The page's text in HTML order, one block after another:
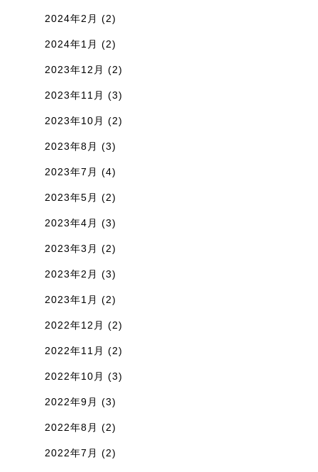
2024年2月 (2)
2024年1月 (2)
2023年12月 (2)
2023年11月 (3)
2023年10月 (2)
2023年8月 (3)
2023年7月 (4)
2023年5月 (2)
2023年4月 (3)
2023年3月 (2)
2023年2月 (3)
2023年1月 (2)
2022年12月 (2)
2022年11月 (2)
2022年10月 (3)
2022年9月 (3)
2022年8月 (2)
2022年7月 (2)